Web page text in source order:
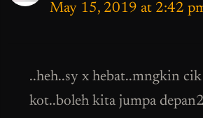
May 15, 2019 at 2:42
..heh..sy x hebat..mngkin
kot..boleh kita jumpa